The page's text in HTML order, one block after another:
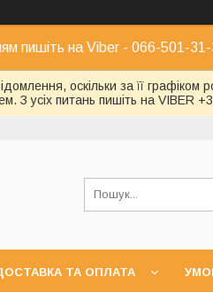
пишіть на Viber - 066-501-31-
оскільки за її
З усіх питань пишіть на VIBER
ТА ОПЛАТА